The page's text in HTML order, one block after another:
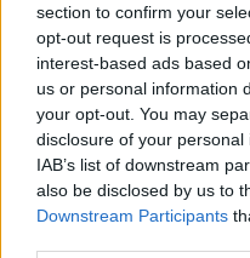
section to confirm your
opt-out request is
interest-based ads based
us or personal information
your opt-out. You may
disclosure of your
IAB’s list of downstream
also be disclosed by us to
Downstream Participants
Παράλληλα
ότι οι σεισμοί στη
πρόσφατος των 5,9
ρήγματα της
σεισμολογικού
πιθανότητα να έχει
χώρο της Ελλάδας.